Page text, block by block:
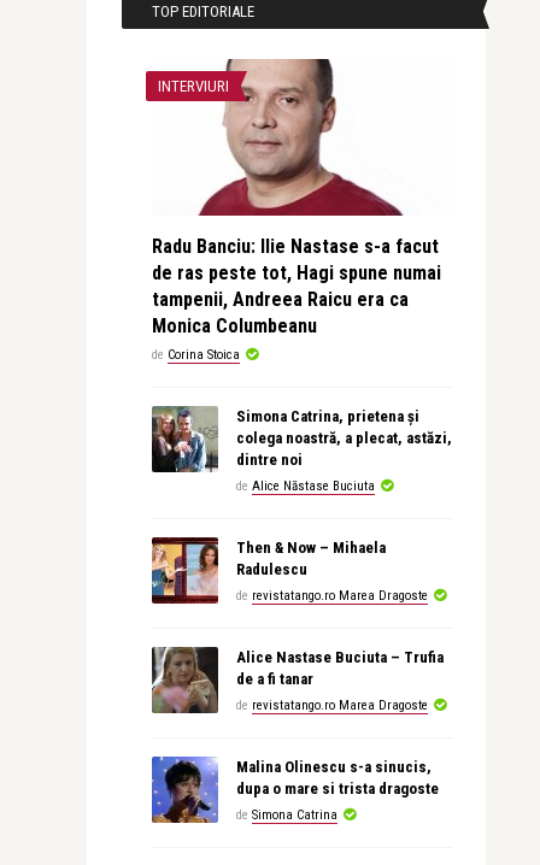
TOP EDITORIALE
INTERVIURI
Radu Banciu: Ilie Nastase s-a facut
de ras peste tot, Hagi spune numai
tampenii, Andreea Raicu era ca
Monica Columbeanu
de Corina Stoica
Simona Catrina, prietena și
colega noastră, a plecat, astăzi,
dintre noi
de Alice Năstase Buciuta
Then & Now – Mihaela
Radulescu
de revistatango.ro Marea Dragoste
Alice Nastase Buciuta – Trufia
de a fi tanar
de revistatango.ro Marea Dragoste
Malina Olinescu s-a sinucis,
dupa o mare si trista dragoste
de Simona Catrina